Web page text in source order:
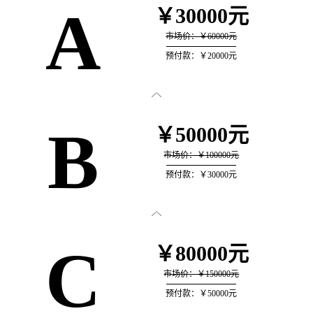
A ￥30000元
市场价：￥60000元
预付款：￥20000元

B ￥50000元
市场价：￥100000元
预付款：￥30000元

C ￥80000元
市场价：￥150000元
预付款：￥50000元